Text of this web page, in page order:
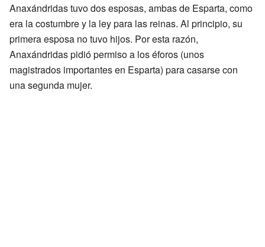
Anaxándridas tuvo dos esposas, ambas de Esparta, como
era la costumbre y la ley para las reinas. Al principio, su
primera esposa no tuvo hijos. Por esta razón,
Anaxándridas pidió permiso a los éforos (unos
magistrados importantes en Esparta) para casarse con
una segunda mujer.